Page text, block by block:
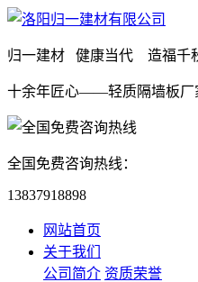
归一建材 健康当代 造福千
十余年匠心——轻质隔墙板厂
全国免费咨询热线：
13837918898
网站首页
关于我们
公司简介 资质荣誉